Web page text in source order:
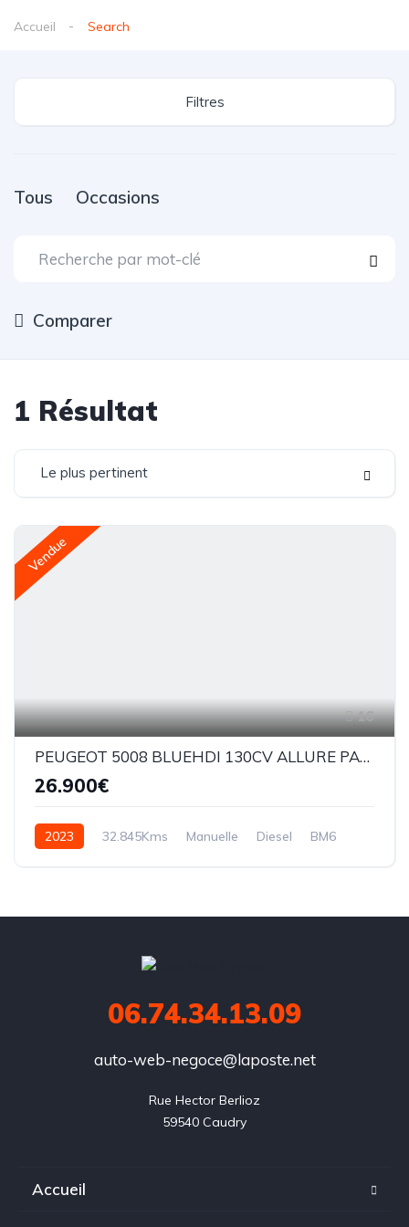
Accueil Search
Filtres
Tous Occasions
Comparer
1 Résultat
Le plus pertinent
Vendue
16
PEUGEOT 5008 BLUEHDI 130CV ALLURE PACK 7 PLACES
26.900€
2023 32.845Kms Manuelle Diesel BM6
06.74.34.13.09
auto-web-negoce@laposte.net
Rue Hector Berlioz
59540 Caudry
Accueil